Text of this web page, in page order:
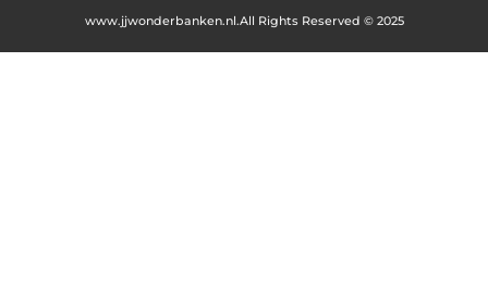
All Rights Reserved © 2025
www.jjwonderbanken.nl.